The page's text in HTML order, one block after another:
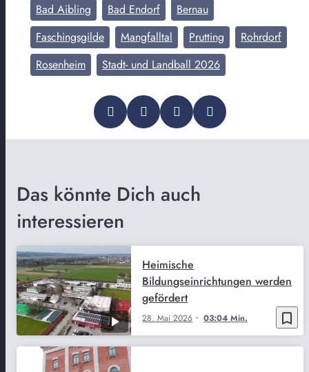
Bad Aibling Bad Endorf
Bernau
Faschingsgilde
Mangfalltal Prutting
Rohrdorf
Rosenheim
Stadt- und Landball 2026
Das könnte Dich auch
interessieren
bookmark_border
28. Mai 2026 03:04 Min.
Heimische
Bildungseinrichtungen werden
gefördert